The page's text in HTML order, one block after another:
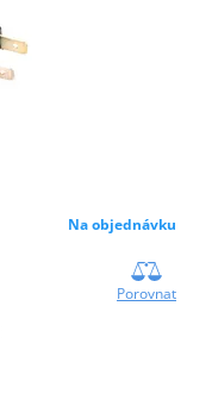
Na objednávku
Porovnat